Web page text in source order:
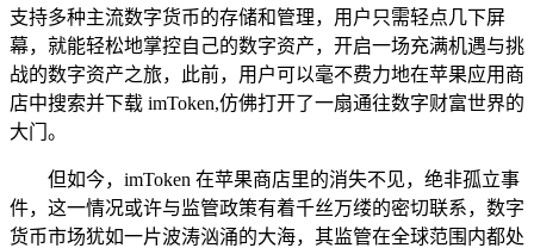
支持多种主流数字货币的存储和管理，用户只需轻点几下屏
幕，就能轻松地掌控自己的数字资产，开启一场充满机遇与挑
战的数字资产之旅，此前，用户可以毫不费力地在苹果应用商
店中搜索并下载 imToken,仿佛打开了一扇通往数字财富世界的
大门。
但如今，imToken 在苹果商店里的消失不见，绝非孤立事
件，这一情况或许与监管政策有着千丝万缕的密切联系，数字
货币市场犹如一片波涛汹涌的大海，其监管在全球范围内都处